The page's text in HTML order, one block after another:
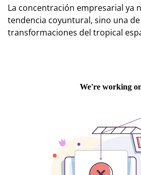
La concentración empresarial ya
tendencia coyuntural, sino una
transformaciones del tropical